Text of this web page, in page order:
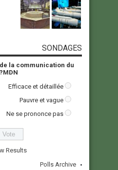
SONDAGES
la communication du
MDN?
Efficace et détaillée
Pauvre et vague
Ne se prononce pas
Results
Polls Archive